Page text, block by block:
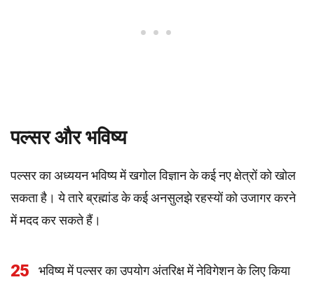
पल्सर और भविष्य
पल्सर का अध्ययन भविष्य में खगोल विज्ञान के कई नए क्षेत्रों को खोल
सकता है। ये तारे ब्रह्मांड के कई अनसुलझे रहस्यों को उजागर करने
में मदद कर सकते हैं।
25
भविष्य में पल्सर का उपयोग अंतरिक्ष में नेविगेशन के लिए किया